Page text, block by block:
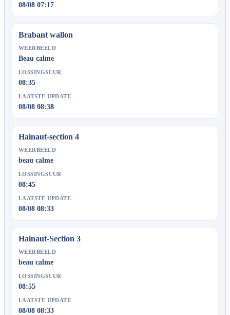
08/08 07:17
Brabant wallon
WEERBEELD
Beau calme
LOSSINGSUUR
08:35
LAATSTE UPDATE
08/08 08:38
Hainaut-section 4
WEERBEELD
beau calme
LOSSINGSUUR
08:45
LAATSTE UPDATE
08/08 08:33
Hainaut-Section 3
WEERBEELD
beau calme
LOSSINGSUUR
08:55
LAATSTE UPDATE
08/08 08:33